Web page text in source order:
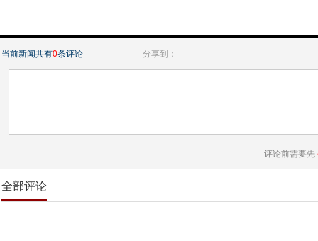
当前新闻共有0条评论 分享到：
评论前需要先
全部评论